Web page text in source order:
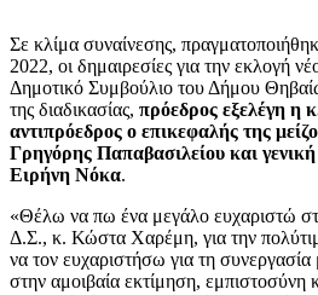
Σε κλίμα συναίνεσης,
2022, οι δημαιρεσίες για την εκλογή
Δημοτικό Συμβούλιο του Δήμου
της διαδικασίας, πρόεδρος εξελέγη η
αντιπρόεδρος ο επικεφαλής της
Γρηγόρης Παπαβασιλείου και
Ειρήνη Νόκα.
«Θέλω να πω ένα μεγάλο ευχαριστώ
Δ.Σ., κ. Κώστα Χαρέμη, για την
να τον ευχαριστήσω για τη συνεργασία
στην αμοιβαία εκτίμηση, εμπιστοσύνη